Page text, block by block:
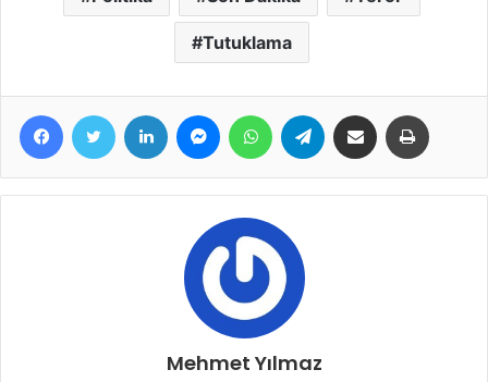
Tutuklama
FacebookTwitter LinkedIn MessengerWhatsAppTelegram E-Posta ile paylaş
Mehmet Yılmaz